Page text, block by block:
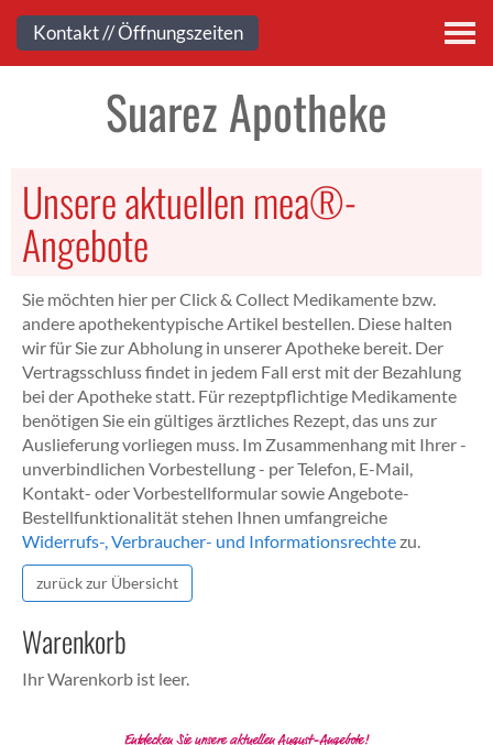
Kontakt
Suarez Apotheke
Unsere aktuellen mea®-
Angebote
Sie möchten hier per Click & Collect Medikamente bzw.
andere apothekentypische Artikel bestellen. Diese halten
wir für Sie zur Abholung in unserer Apotheke bereit. Der
Vertragsschluss findet in jedem Fall erst mit der Bezahlung
bei der Apotheke statt. Für rezeptpflichtige Medikamente
benötigen Sie ein gültiges ärztliches Rezept, das uns zur
Auslieferung vorliegen muss. Im Zusammenhang mit Ihrer -
unverbindlichen Vorbestellung - per Telefon, E-Mail,
Kontakt- oder Vorbestellformular sowie Angebote-
Bestellfunktionalität stehen Ihnen umfangreiche
Widerrufs-, Verbraucher- und Informationsrechtezu.
zurück zur Übersicht
Warenkorb
Ihr Warenkorb ist leer.
Kontakt // Öffnungszeiten